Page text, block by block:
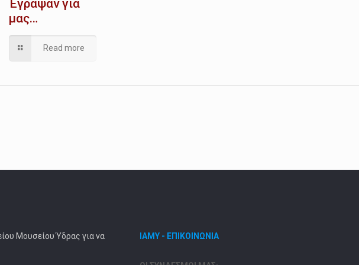
Έγραψαν για
μας…
Read more
Μουσείου Ύδρας για να ΙΑΜΥ - ΕΠΙΚΟΙΝΩΝΙΑ